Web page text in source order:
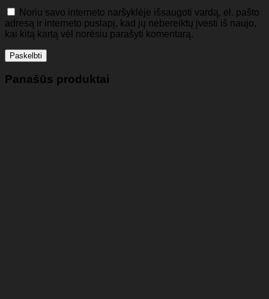
Noriu savo interneto naršyklėje išsaugoti vardą, el. pašto
adresą ir interneto puslapį, kad jų nebereiktų įvesti iš naujo,
kai kitą kartą vėl norėsiu parašyti komentarą.
Panašūs produktai